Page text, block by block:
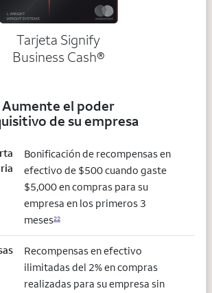
Tarjeta Signify
Business Cash®
Aumente el poder
de su empresa
Bonificación de recompensas en
efectivo de $500 cuando gaste
$5,000 en compras para su
empresa en los primeros 3
meses22
Recompensas en efectivo
ilimitadas del 2% en compras
realizadas para su empresa sin